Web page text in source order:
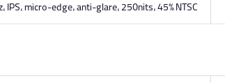
IPS, micro-edge, anti-glare, 250nits, 45% NTSC